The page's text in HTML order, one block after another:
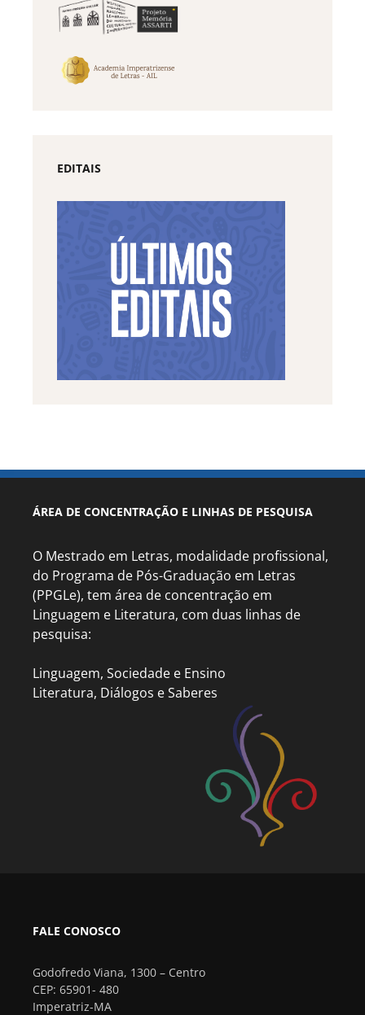
EDITAIS
ÁREA DE CONCENTRAÇÃO E LINHAS DE PESQUISA
O Mestrado em Letras, modalidade profissional,
do Programa de Pós-Graduação em Letras
(PPGLe), tem área de concentração em
Linguagem e Literatura, com duas linhas de
pesquisa:
Linguagem, Sociedade e Ensino
Literatura, Diálogos e Saberes
FALE CONOSCO
Godofredo Viana, 1300 – Centro
CEP: 65901- 480
Imperatriz-MA